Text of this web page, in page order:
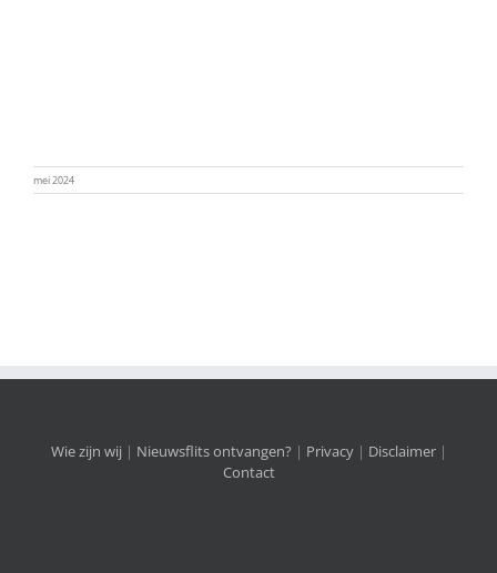
mei 2024
Wie zijn wij | Nieuwsflits ontvangen? | Privacy| Disclaimer|
Contact